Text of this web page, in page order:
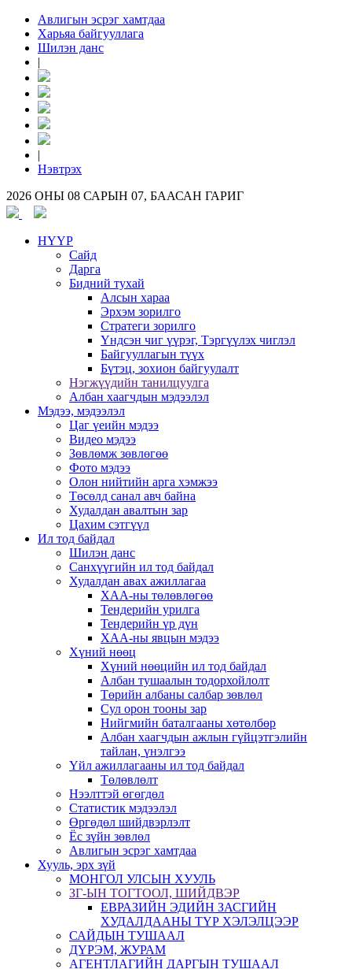
Авлигын эсрэг хамтдаа
Харьяа байгууллага
Шилэн данс
|
|
Нэвтрэх
2026 ОНЫ 08 САРЫН 07, БААСАН ГАРИГ
НҮҮР
Сайд
Дарга
Бидний тухай
Алсын хараа
Эрхэм зорилго
Стратеги зорилго
Үндсэн чиг үүрэг, Тэргүүлэх чиглэл
Байгууллагын түүх
Бүтэц, зохион байгуулалт
Нэгжүүдийн танилцуулга
Албан хаагчдын мэдээлэл
Мэдээ, мэдээлэл
Цаг үеийн мэдээ
Видео мэдээ
Зөвлөмж зөвлөгөө
Фото мэдээ
Олон нийтийн арга хэмжээ
Төсөлд санал авч байна
Худалдан авалтын зар
Цахим сэтгүүл
Ил тод байдал
Шилэн данс
Санхүүгийн ил тод байдал
Худалдан авах ажиллагаа
ХАА-ны төлөвлөгөө
Тендерийн урилга
Тендерийн үр дүн
ХАА-ны явцын мэдээ
Хүний нөөц
Хүний нөөцийн ил тод байдал
Албан тушаалын тодорхойлолт
Төрийн албаны салбар зөвлөл
Сул орон тооны зар
Нийгмийн баталгааны хөтөлбөр
Албан хаагчдын ажлын гүйцэтгэлийн
тайлан, үнэлгээ
Үйл ажиллагааны ил тод байдал
Төлөвлөлт
Нээлттэй өгөгдөл
Статистик мэдээлэл
Өргөдөл шийдвэрлэлт
Ёс зүйн зөвлөл
Авлигын эсрэг хамтдаа
Хууль, эрх зүй
МОНГОЛ УЛСЫН ХУУЛЬ
ЗГ-ЫН ТОГТООЛ, ШИЙДВЭР
ЕВРАЗИЙН ЭДИЙН ЗАСГИЙН
ХУДАЛДААНЫ ТҮР ХЭЛЭЛЦЭЭР
САЙДЫН ТУШААЛ
ДҮРЭМ, ЖУРАМ
АГЕНТЛАГИЙН ДАРГЫН ТУШААЛ